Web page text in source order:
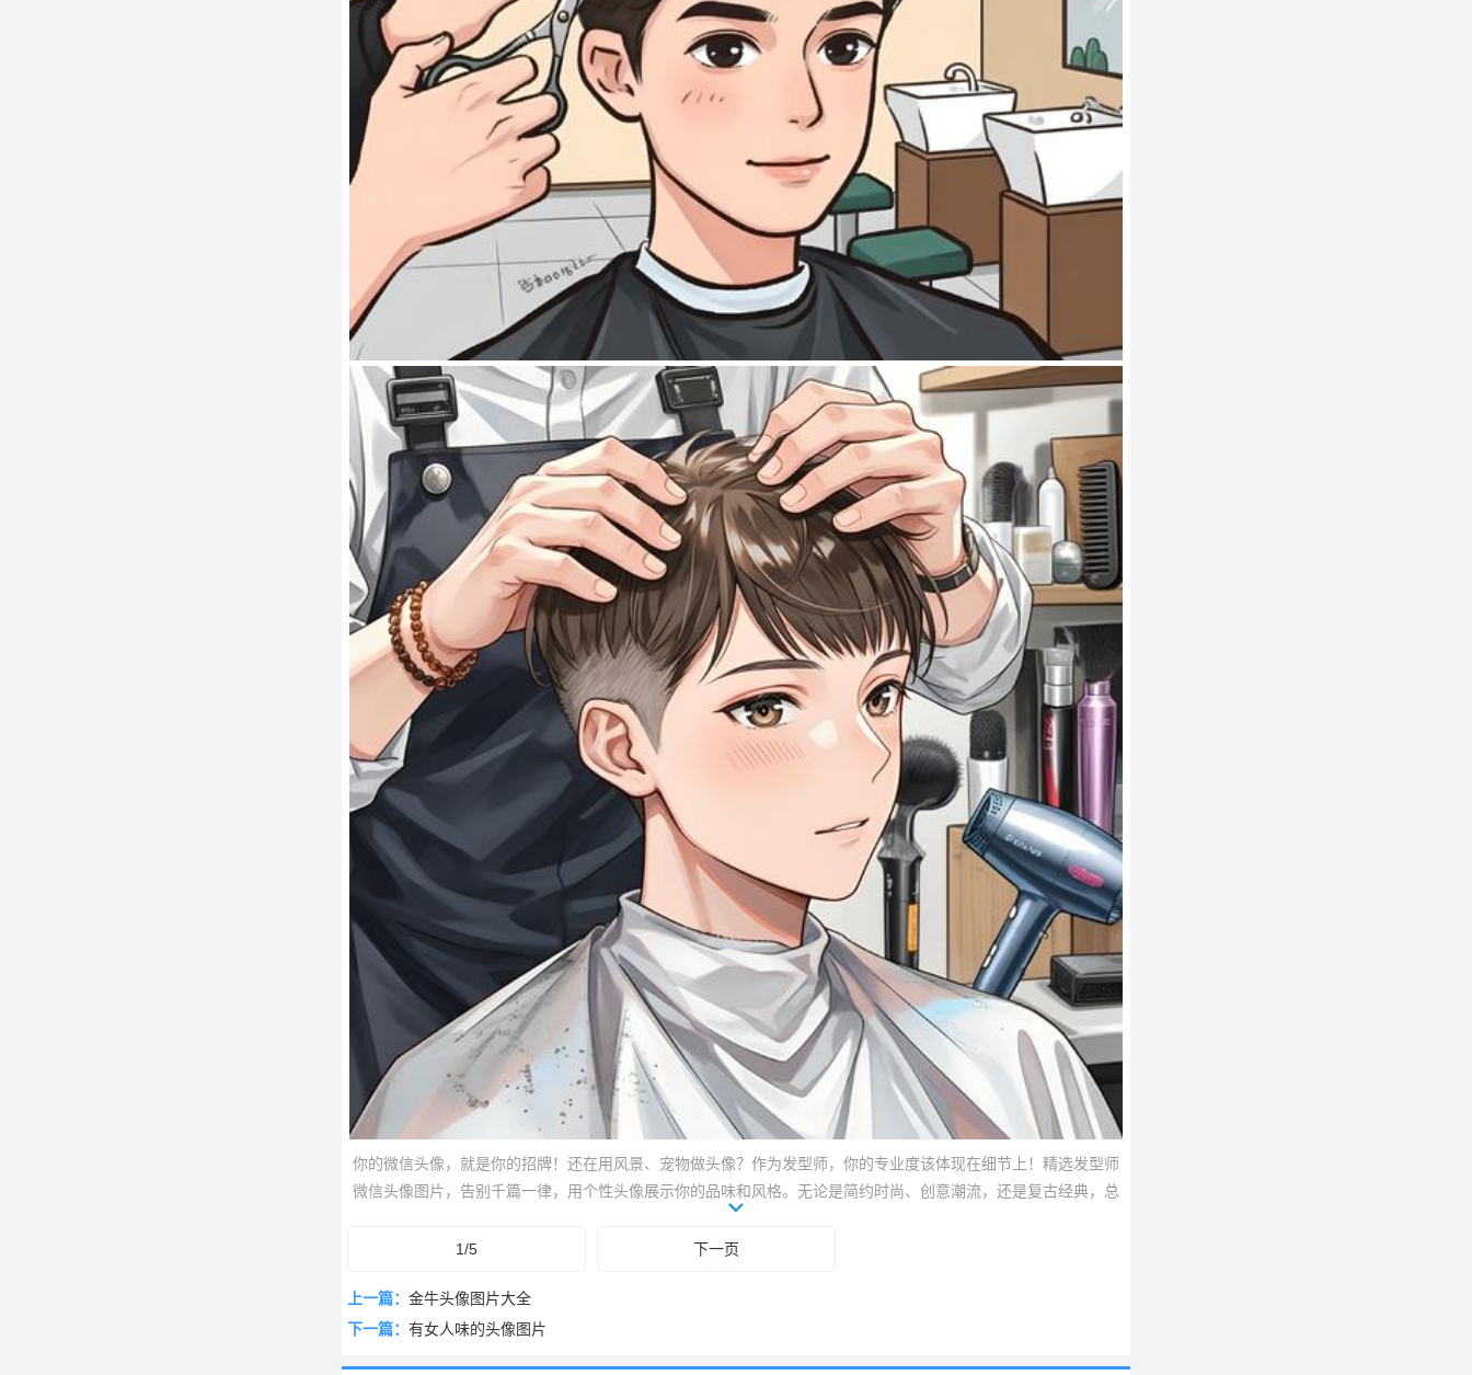
你的微信头像，就是你的招牌！还在用风景、宠物做头像？作为发型师，你的专业度该体现在细节上！精选发型师
微信头像图片，告别千篇一律，用个性头像展示你的品味和风格。无论是简约时尚、创意潮流，还是复古经典，总
有一款能完美诠释你的专业形象。让你的头像成为吸引顾客的第一步，打造专属的个人品牌！ 点击查看更多，选择
你的专属发型师头像！
1/5 下一页
上一篇： 金牛头像图片大全
下一篇： 有女人味的头像图片